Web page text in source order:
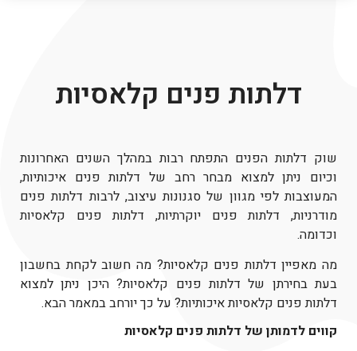
דלתות פנים קלאסיות
שוק דלתות הפנים התפתח רבות במהלך השנים האחרונות
וכיום ניתן למצוא מבחר רחב של דלתות פנים איכותיות,
המעוצבות לפי מגוון של סגנונות עיצוב, לרבות דלתות פנים
מודרניות, דלתות פנים יוקרתיות, דלתות פנים קלאסיות
וכדומה.
מה מאפיין דלתות פנים קלאסיות? מה חשוב לקחת בחשבון
בעת בחירתן של דלתות פנים קלאסיות? היכן ניתן למצוא
דלתות פנים קלאסיותאיכותיות? על כך יורחב במאמר הבא.
קווים לדמותן של דלתות פנים קלאסיות